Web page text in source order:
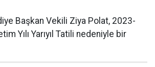
Başkan Vekili Ziya Polat, 2023-
Yılı Yarıyıl Tatili nedeniyle bir